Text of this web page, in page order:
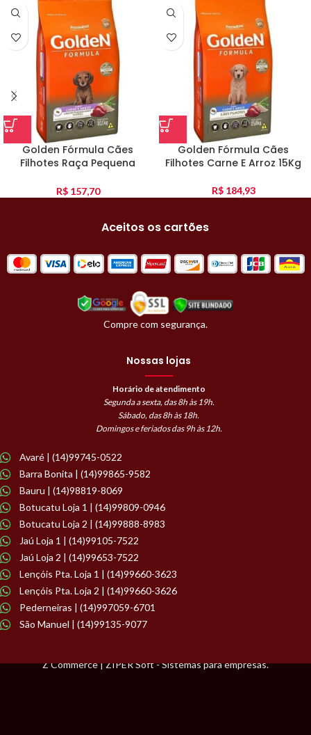
Golden Fórmula Cães
Filhotes Raça Pequena
R$157,70
Golden Fórmula Cães
Filhotes Carne E Arroz 15Kg
R$184,93
Aceitos os cartões
Compre com segurança.
Nossas lojas
Horário de atendimento
Segunda a sexta, das 8h às 19h.
Sábado, das 8h às 18h.
Domingos e feriados das 9h às 12h.
Avaré | (14)99745-0522
Barra Bonita | (14)99865-9582
Bauru | (14)98819-8069
Botucatu Loja 1 | (14)99809-0946
Botucatu Loja 2 | (14)99888-8983
Jaú Loja 1 | (14)99105-7522
Jaú Loja 2 | (14)99653-7522
Lençóis Pta. Loja 1 | (14)99660-3623
Lençóis Pta. Loja 2 | (14)99660-3626
Pederneiras | (14)997059-6701
São Manuel | (14)99135-9077
Z Commerce | ZIPER Soft - Sistemas para empresas.